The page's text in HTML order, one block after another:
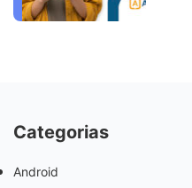
Categorias
Android